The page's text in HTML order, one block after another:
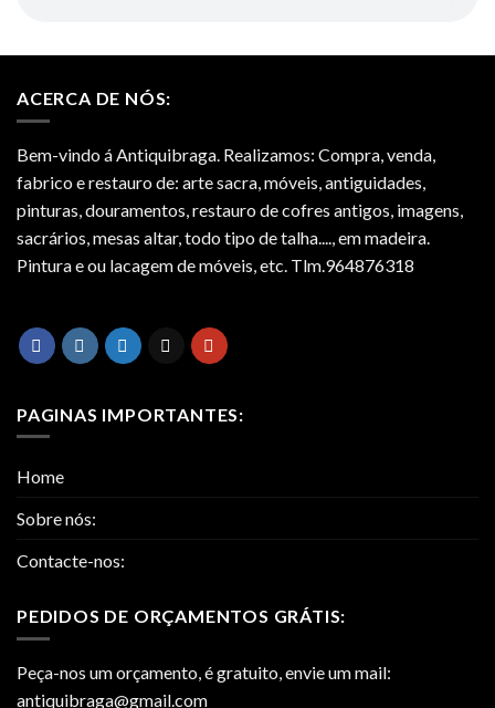
ACERCA DE NÓS:
Bem-vindo á Antiquibraga. Realizamos: Compra, venda,
fabrico e restauro de: arte sacra, móveis, antiguidades,
pinturas, douramentos, restauro de cofres antigos, imagens,
sacrários, mesas altar, todo tipo de talha...., em madeira.
Pintura e ou lacagem de móveis, etc. Tlm.964876318
PAGINAS IMPORTANTES:
Home
Sobre nós:
Contacte-nos:
PEDIDOS DE ORÇAMENTOS GRÁTIS:
Peça-nos um orçamento, é gratuito, envie um mail:
antiquibraga@gmail.com